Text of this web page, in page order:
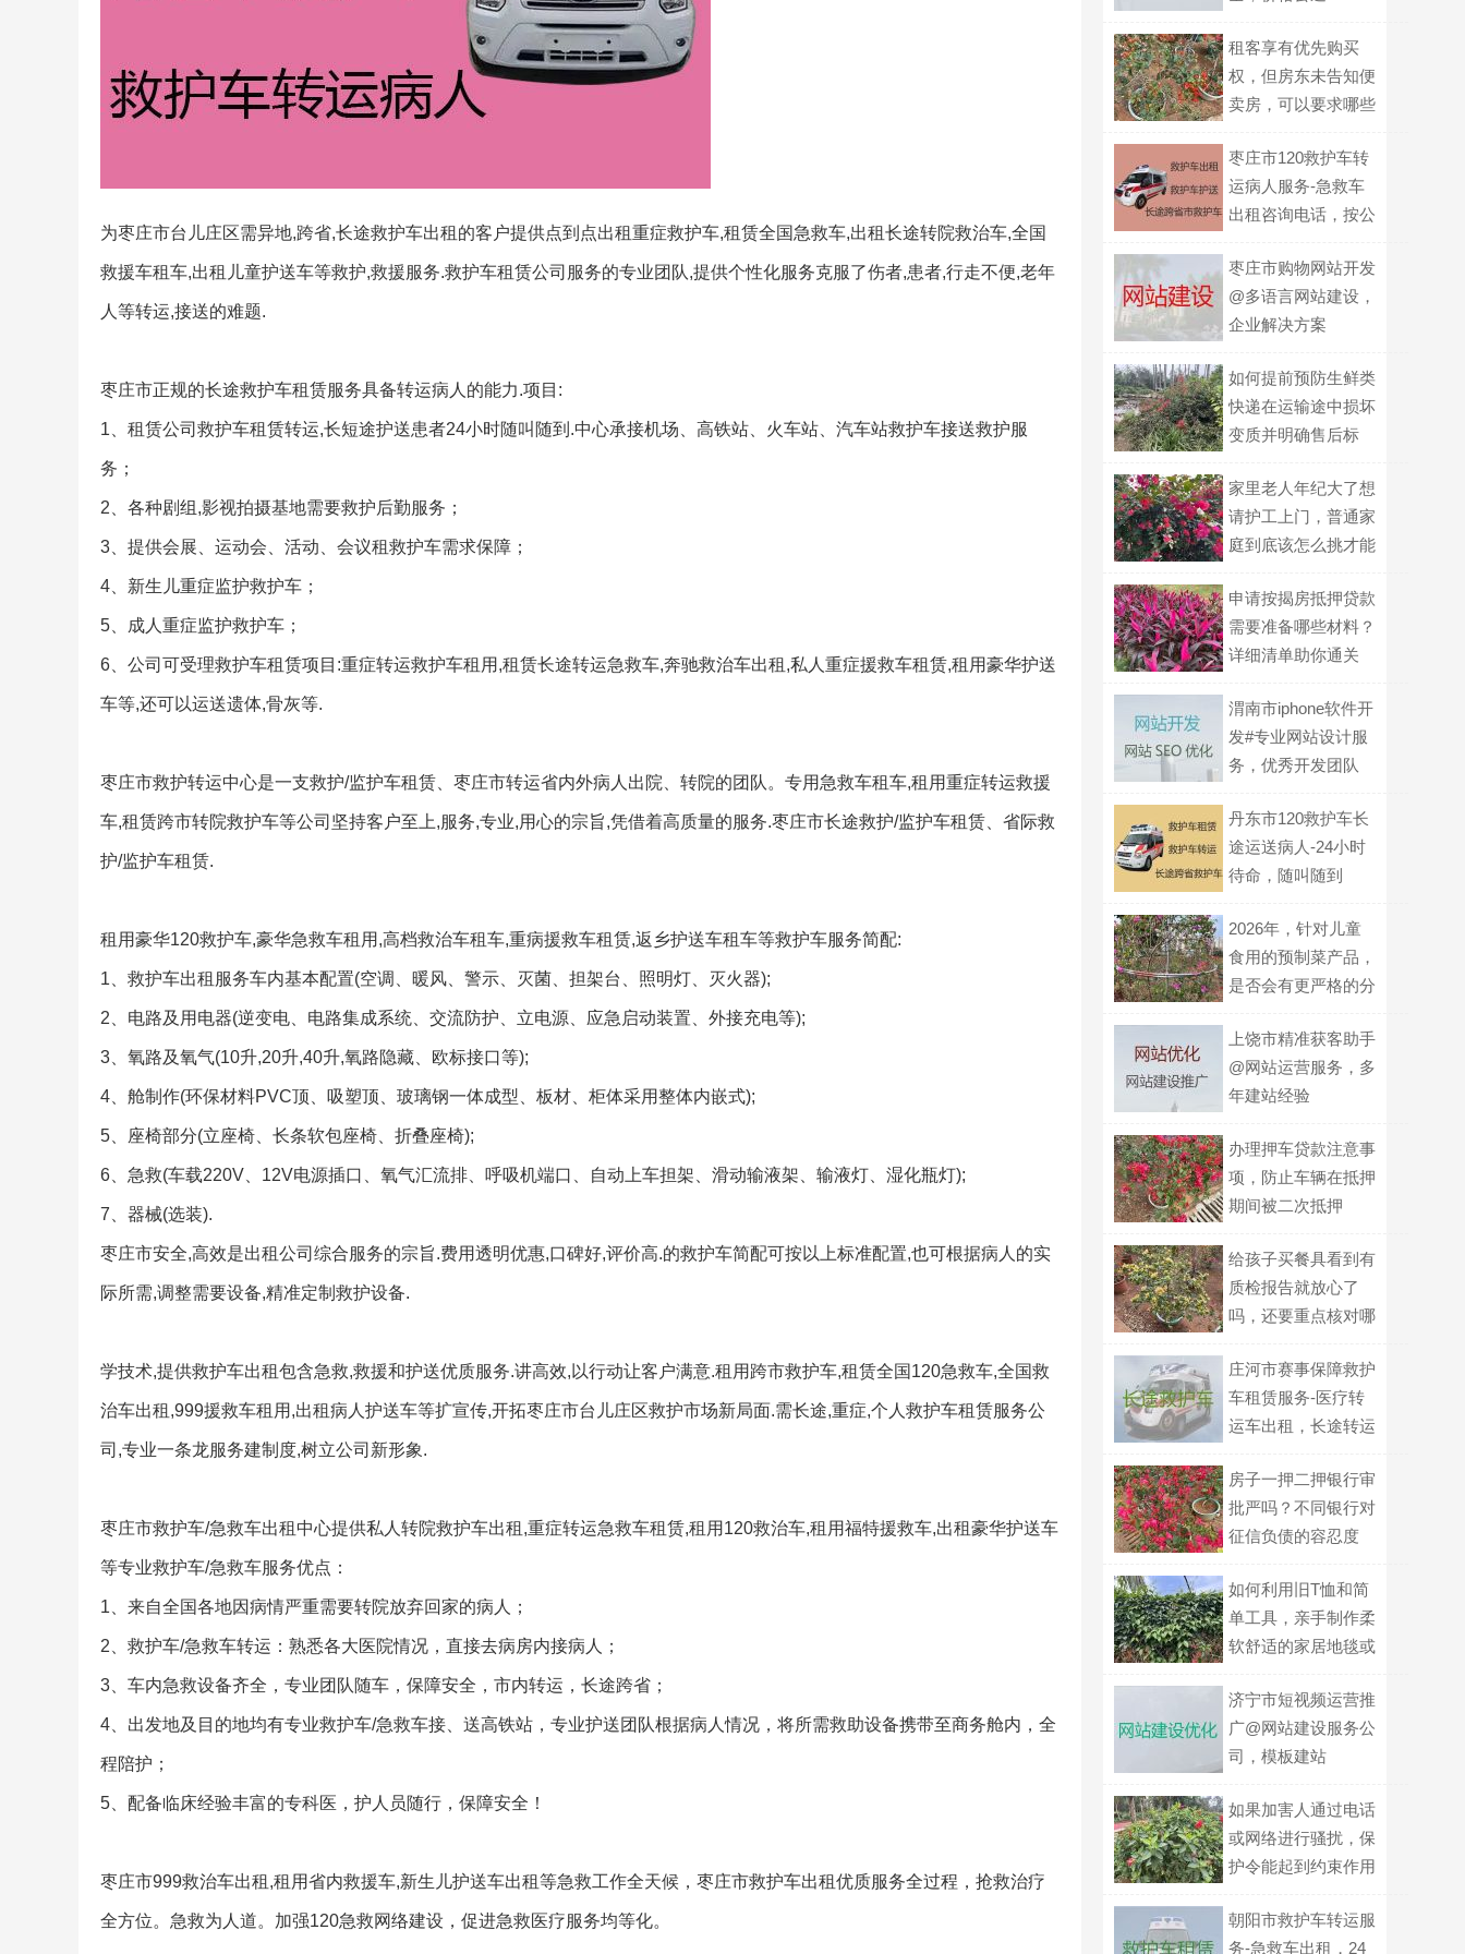
为枣庄市台儿庄区需异地,跨省,长途救护车出租的客户提供点到点出租重症救护车,租赁全国急救车,出租长途转院救治车,全国
救援车租车,出租儿童护送车等救护,救援服务.救护车租赁公司服务的专业团队,提供个性化服务克服了伤者,患者,行走不便,老年
人等转运,接送的难题.
枣庄市正规的长途救护车租赁服务具备转运病人的能力.项目:
1、租赁公司救护车租赁转运,长短途护送患者24小时随叫随到.中心承接机场、高铁站、火车站、汽车站救护车接送救护服
务；
2、各种剧组,影视拍摄基地需要救护后勤服务；
3、提供会展、运动会、活动、会议租救护车需求保障；
4、新生儿重症监护救护车；
5、成人重症监护救护车；
6、公司可受理救护车租赁项目:重症转运救护车租用,租赁长途转运急救车,奔驰救治车出租,私人重症援救车租赁,租用豪华护送
车等,还可以运送遗体,骨灰等.
枣庄市救护转运中心是一支救护/监护车租赁、枣庄市转运省内外病人出院、转院的团队。专用急救车租车,租用重症转运救援
车,租赁跨市转院救护车等公司坚持客户至上,服务,专业,用心的宗旨,凭借着高质量的服务.枣庄市长途救护/监护车租赁、省际救
护/监护车租赁.
租用豪华120救护车,豪华急救车租用,高档救治车租车,重病援救车租赁,返乡护送车租车等救护车服务简配:
1、救护车出租服务车内基本配置(空调、暖风、警示、灭菌、担架台、照明灯、灭火器);
2、电路及用电器(逆变电、电路集成系统、交流防护、立电源、应急启动装置、外接充电等);
3、氧路及氧气(10升,20升,40升,氧路隐藏、欧标接口等);
4、舱制作(环保材料PVC顶、吸塑顶、玻璃钢一体成型、板材、柜体采用整体内嵌式);
5、座椅部分(立座椅、长条软包座椅、折叠座椅);
6、急救(车载220V、12V电源插口、氧气汇流排、呼吸机端口、自动上车担架、滑动输液架、输液灯、湿化瓶灯);
7、器械(选装).
枣庄市安全,高效是出租公司综合服务的宗旨.费用透明优惠,口碑好,评价高.的救护车简配可按以上标准配置,也可根据病人的实
际所需,调整需要设备,精准定制救护设备.
学技术,提供救护车出租包含急救,救援和护送优质服务.讲高效,以行动让客户满意.租用跨市救护车,租赁全国120急救车,全国救
治车出租,999援救车租用,出租病人护送车等扩宣传,开拓枣庄市台儿庄区救护市场新局面.需长途,重症,个人救护车租赁服务公
司,专业一条龙服务建制度,树立公司新形象.
枣庄市救护车/急救车出租中心提供私人转院救护车出租,重症转运急救车租赁,租用120救治车,租用福特援救车,出租豪华护送车
等专业救护车/急救车服务优点：
1、来自全国各地因病情严重需要转院放弃回家的病人；
2、救护车/急救车转运：熟悉各大医院情况，直接去病房内接病人；
3、车内急救设备齐全，专业团队随车，保障安全，市内转运，长途跨省；
4、出发地及目的地均有专业救护车/急救车接、送高铁站，专业护送团队根据病人情况，将所需救助设备携带至商务舱内，全
程陪护；
5、配备临床经验丰富的专科医，护人员随行，保障安全！
枣庄市999救治车出租,租用省内救援车,新生儿护送车出租等急救工作全天候，枣庄市救护车出租优质服务全过程，抢救治疗
全方位。急救为人道。加强120急救网络建设，促进急救医疗服务均等化。
租客享有优先购买
权，但房东未告知便
卖房，可以要求哪些
枣庄市120救护车转
运病人服务-急救车
出租咨询电话，按公
枣庄市购物网站开发
@多语言网站建设，
企业解决方案
如何提前预防生鲜类
快递在运输途中损坏
变质并明确售后标
家里老人年纪大了想
请护工上门，普通家
庭到底该怎么挑才能
申请按揭房抵押贷款
需要准备哪些材料？
详细清单助你通关
渭南市iphone软件开
发#专业网站设计服
务，优秀开发团队
丹东市120救护车长
途运送病人-24小时
待命，随叫随到
2026年，针对儿童
食用的预制菜产品，
是否会有更严格的分
上饶市精准获客助手
@网站运营服务，多
年建站经验
办理押车贷款注意事
项，防止车辆在抵押
期间被二次抵押
给孩子买餐具看到有
质检报告就放心了
吗，还要重点核对哪
庄河市赛事保障救护
车租赁服务-医疗转
运车出租，长途转运
房子一押二押银行审
批严吗？不同银行对
征信负债的容忍度
如何利用旧T恤和简
单工具，亲手制作柔
软舒适的家居地毯或
济宁市短视频运营推
广@网站建设服务公
司，模板建站
如果加害人通过电话
或网络进行骚扰，保
护令能起到约束作用
朝阳市救护车转运服
务-急救车出租，24